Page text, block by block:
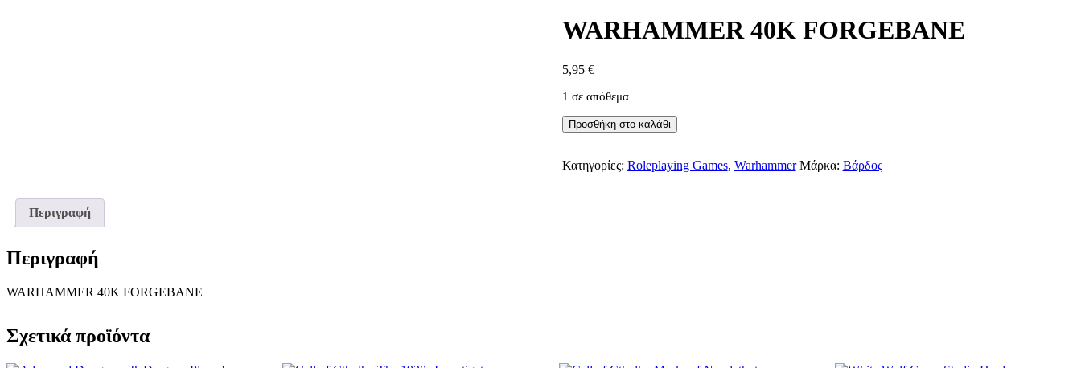
WARHAMMER 40K FORGEBANE
5,95 €
1 σε απόθεμα
WARHAMMER
40K
ποσότητα
Προσθήκη στο καλάθι
Κατηγορίες: Roleplaying Games, Warhammer Μάρκα: Βάρδος
Περιγραφή
Περιγραφή
WARHAMMER 40K FORGEBANE
Σχετικά προϊόντα